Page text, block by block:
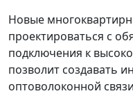
Новые
проектироваться с
подключения к
позволит создавать
оптоволоконной